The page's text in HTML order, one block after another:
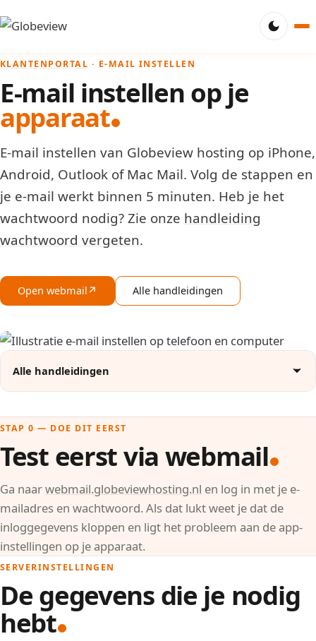
KLANTENPORTAL · E-MAIL INSTELLEN
E-mail instellen op je
apparaat
E-mail instellen van Globeview hosting op iPhone,
Android, Outlook of Mac Mail. Volg de stappen en
je e-mail werkt binnen 5 minuten. Heb je het
wachtwoord nodig? Zie onze handleiding
wachtwoord vergeten.
Open webmail ↗ Alle handleidingen
Alle handleidingen
STAP 0 — DOE DIT EERST
Test eerst via webmail
Ga naarwebmail.globeviewhosting.nl en log in met je e-
mailadres en wachtwoord. Als dat lukt weet je dat de
inloggegevens kloppen en ligt het probleem aan de app-
instellingen op je apparaat.
SERVERINSTELLINGEN
De gegevens die je nodig
hebt